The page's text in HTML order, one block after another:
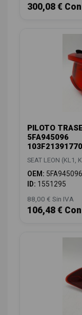
300,08 €
PILOTO
5FA945096
SEAT LEON (KL1,
OEM: 5FA945096
ID: 1551295
88,00 € Sin IVA
106,48 €